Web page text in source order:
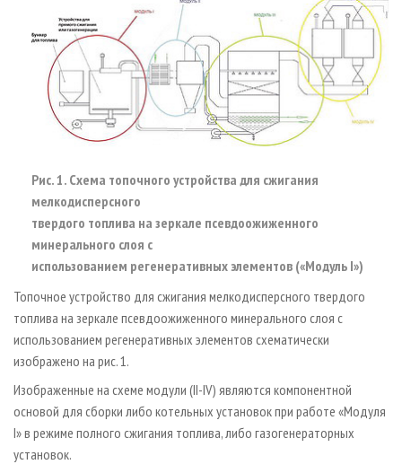
Рис. 1. Схема топочного устройства для сжигания
мелкодисперсного
твердого топлива на зеркале псевдоожиженного
минерального слоя с
использованием регенеративных элементов («Модуль I»)
Топочное устройство для сжигания мелкодисперсного твердого
топлива на зеркале псевдоожиженного минерального слоя с
использованием регенеративных элементов схематически
изображено на рис. 1.
Изображенные на схеме модули (II-IV) являются компонентной
основой для сборки либо котельных установок при работе «Модуля
I» в режиме полного сжигания топлива, либо газогенераторных
установок.